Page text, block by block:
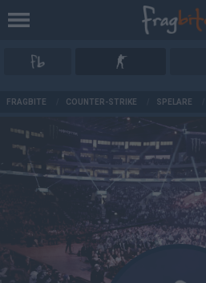
FRAGBITE COUNTER-STRIKE SPELARE